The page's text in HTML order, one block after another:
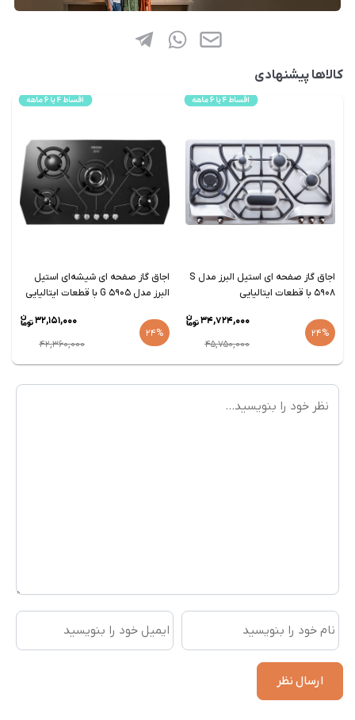
کالاها پیشنهادی
اجاق گاز صفحه ای استیل البرز مدل S
5908 با قطعات ایتالیایی
24%
45,750,000
34,724,000
قیمت
اجاق گاز صفحه ای شیشه‌ای استیل
البرز مدل G 5905 با قطعات ایتالیایی
24%
42,360,000
32,151,000
قیمت